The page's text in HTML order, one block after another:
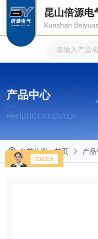
昆山倍源电
Kunshan
产品中心
PRODUCTS CENTER
当前位置：首页 产